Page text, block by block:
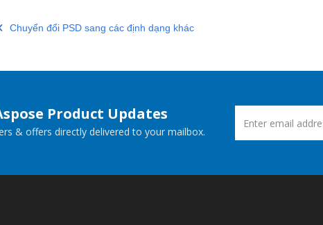
Chuyển đổi PSD sang các định dạng khác
Product Updates
& offers directly delivered to your mailbox.